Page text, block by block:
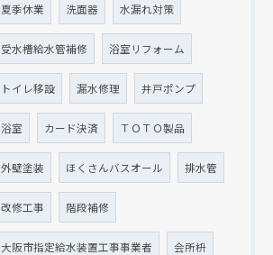
夏季休業 洗面器 水漏れ対策
受水槽給水管補修 浴室リフォーム
トイレ移設 漏水修理 井戸ポンプ
浴室 カード決済 ＴＯＴＯ製品
外壁塗装 ほくさんバスオール 排水管
改修工事 階段補修
大阪市指定給水装置工事事業者 会所枡